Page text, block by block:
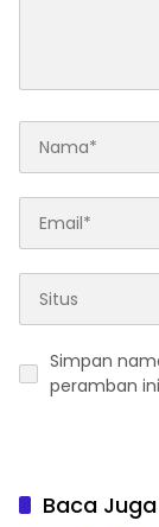
Simpan
peramban
Baca Juga